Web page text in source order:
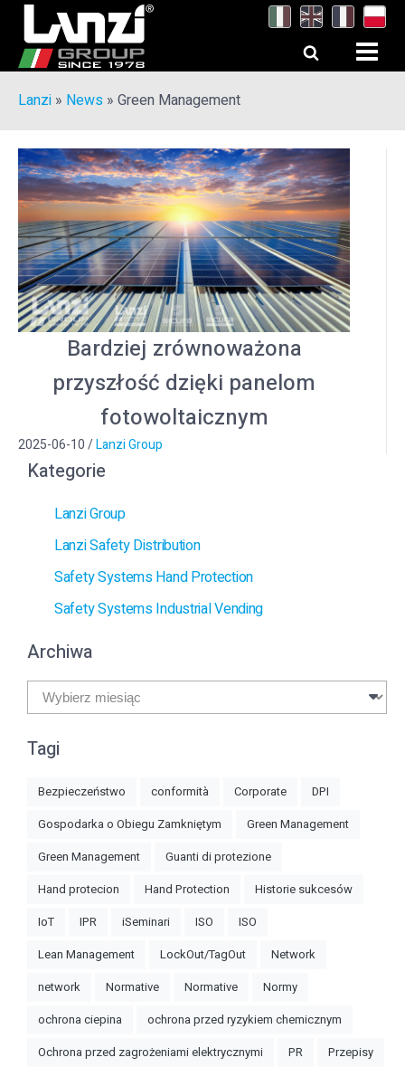
Lanzi » News » Green Management
Bardziej zrównoważona
przyszłość dzięki panelom
fotowoltaicznym
2025-06-10/Lanzi Group
Kategorie
Lanzi Group
Lanzi Safety Distribution
Safety Systems Hand Protection
Safety Systems Industrial Vending
Archiwa
Archiwa
Tagi
Bezpieczeństwo conformità Corporate
DPI
Gospodarka o Obiegu Zamkniętym
Green Management
Green Management
Guanti di protezione
Hand protecion
Hand Protection
Historie sukcesów
IoT
IPR iSeminari ISO
ISO
Lean Management
LockOut/TagOut
Network
network
Normative Normative
Normy
ochrona ciepina
ochrona przed ryzykiem chemicznym
Ochrona przed zagrożeniami elektrycznymi
PR
Przepisy